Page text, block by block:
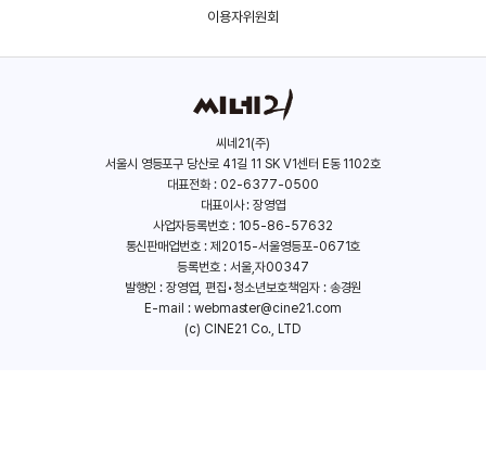
이용자위원회
씨네21(주)
서울시 영등포구 당산로 41길 11 SK V1센터 E동 1102호
대표전화 : 02-6377-0500
대표이사 : 장영엽
사업자등록번호 : 105-86-57632
통신판매업번호 : 제2015-서울영등포-0671호
등록번호 : 서울,자00347
발행인 : 장영엽, 편집•청소년보호책임자 : 송경원
E-mail : webmaster@cine21.com
(c) CINE21 Co., LTD